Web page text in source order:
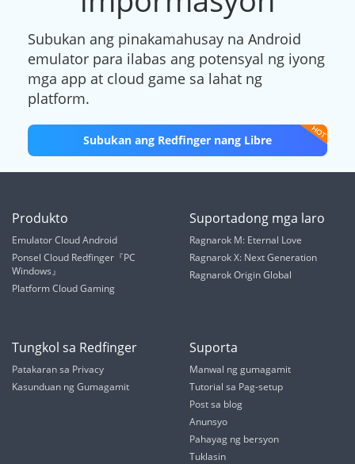
Subukan ang pinakamahusay na Android
emulator para ilabas ang potensyal ng iyong
mga app at cloud game sa lahat ng
platform.
Subukan ang Redfinger nang Libre
Produkto
Emulator Cloud Android
Ponsel Cloud Redfinger『PC
Windows』
Platform Cloud Gaming
Suportadong mga laro
Ragnarok M: Eternal Love
Ragnarok X: Next Generation
Ragnarok Origin Global
Tungkol sa Redfinger
Patakaran sa Privacy
Kasunduan ng Gumagamit
Suporta
Manwal ng gumagamit
Tutorial sa Pag-setup
Post sa blog
Anunsyo
Pahayag ng bersyon
Tuklasin